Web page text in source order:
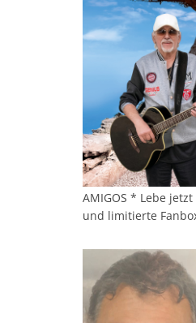
AMIGOS * Lebe
und limitierte